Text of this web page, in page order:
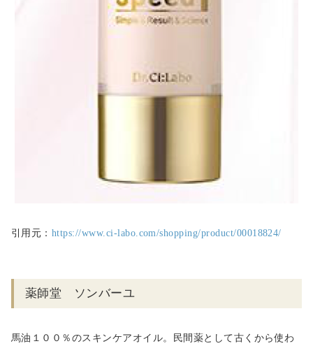
引用元： https://www.ci-labo.com/shopping/product/00018824/
薬師堂 ソンバーユ
馬油１００％のスキンケアオイル。民間薬として古くから使わ